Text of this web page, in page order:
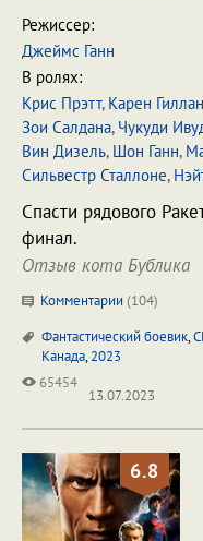
Режиссер:
Джеймс Ганн
В ролях:
Крис Прэтт, Карен Гиллан
Зои Салдана, Чукуди
Вин Дизель, Шон Ганн,
Сильвестр Сталлоне,
Спасти рядового
финал.
Отзыв кота Бублика
Комментарии (104)
Фантастический боевик,
Канада,2023
65454
13.07.2023
6.8